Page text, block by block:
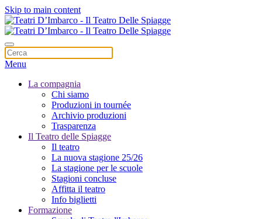
Skip to main content
Menu
La compagnia
Chi siamo
Produzioni in tournée
Archivio produzioni
Trasparenza
Il Teatro delle Spiagge
Il teatro
La nuova stagione 25/26
La stagione per le scuole
Stagioni concluse
Affitta il teatro
Info biglietti
Formazione